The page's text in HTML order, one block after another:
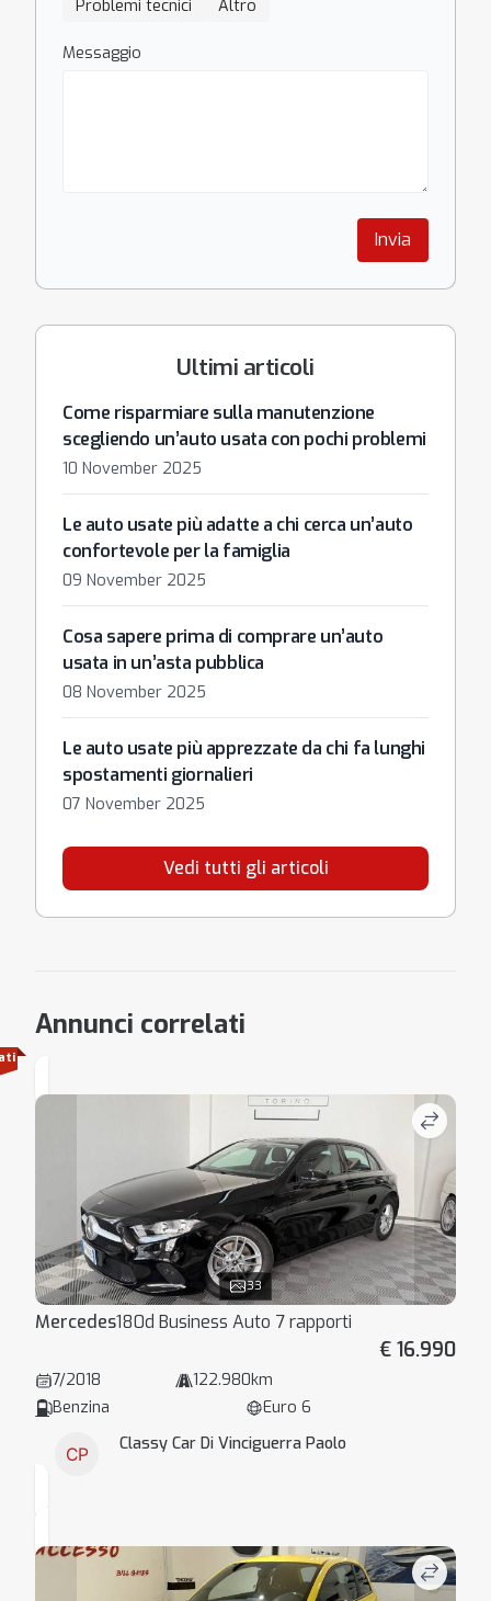
Problemi tecnici Altro
Messaggio
Invia
Ultimi articoli
Come risparmiare sulla manutenzione
scegliendo un’auto usata con pochi problemi
10 November 2025
Le auto usate più adatte a chi cerca un’auto
confortevole per la famiglia
09 November 2025
Cosa sapere prima di comprare un’auto
usata in un’asta pubblica
08 November 2025
Le auto usate più apprezzate da chi fa lunghi
spostamenti giornalieri
07 November 2025
Vedi tutti gli articoli
Annunci correlati
33
Mercedes180d Business Auto 7 rapporti
€ 16.990
7/2018
122.980km
Benzina
Euro 6
Classy Car Di Vinciguerra Paolo